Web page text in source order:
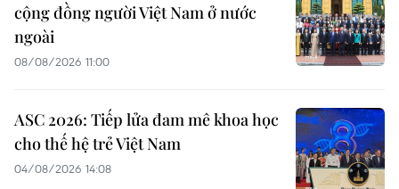
cộng đồng người Việt Nam ở nước
ngoài
08/08/2026 11:00
ASC 2026: Tiếp lửa đam mê khoa học
cho thế hệ trẻ Việt Nam
04/08/2026 14:08